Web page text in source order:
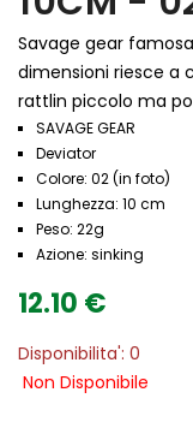
Savage gear
dimensioni riesce a
rattlin piccolo ma
SAVAGE GEAR
Deviator
Colore: 02 (in foto)
Lunghezza: 10 cm
Peso: 22g
Azione: sinking
12.10 €
Disponibilita': 0
Non Disponibile